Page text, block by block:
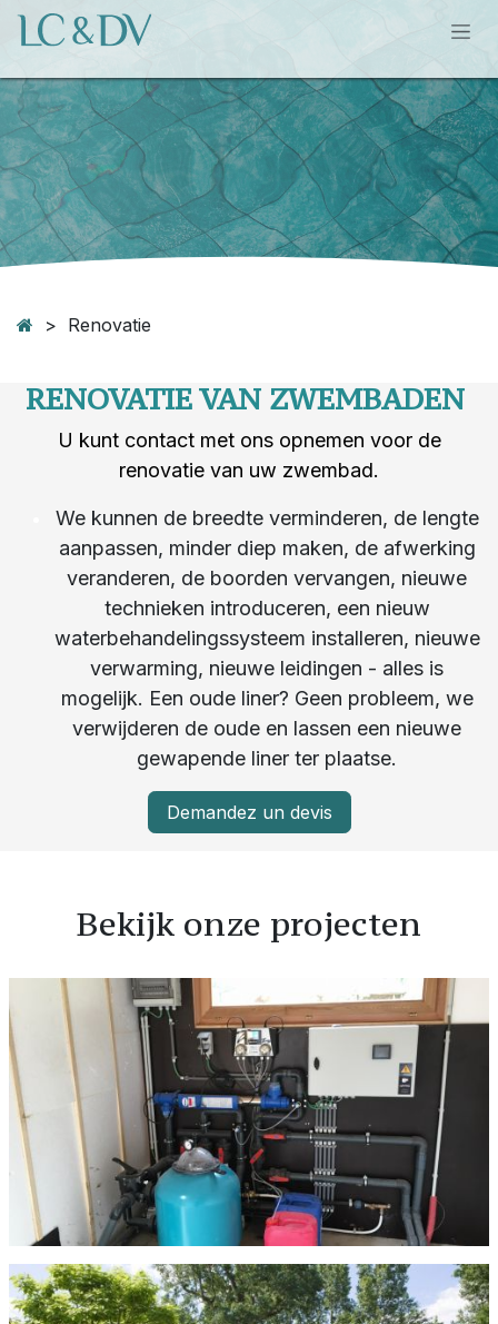
Overslaan naar inhoud
> Renovatie
RENOVATIE VAN ZWEMBADEN
U kunt contact met ons opnemen voor de
renovatie van uw zwembad.
We kunnen de breedte verminderen, de lengte
aanpassen, minder diep maken, de afwerking
veranderen, de boorden vervangen, nieuwe
technieken introduceren, een nieuw
waterbehandelingssysteem installeren, nieuwe
verwarming, nieuwe leidingen - alles is
mogelijk. Een oude liner? Geen probleem, we
verwijderen de oude en lassen een nieuwe
gewapende liner ter plaatse.
Demandez un devis
Bekijk onze projecten